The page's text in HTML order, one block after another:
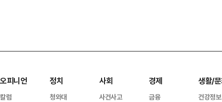
오피니언
칼럼
정치
청와대
사회
사건사고
경제
금융
생활/
건강정보